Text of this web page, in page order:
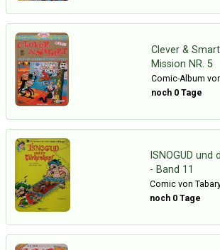
Clever &
Mission NR. 5
Comic-Album
noch 0 Tage
ISNOGUD
- Band 11
Comic von
noch 0 Tage